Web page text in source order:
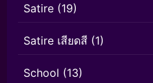
Satire (19)
Satire เสียดสี (1)
School (13)